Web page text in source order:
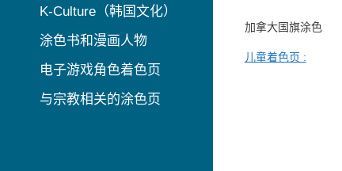
加拿大国旗涂色
儿童着色页 :
K-Culture（韩国文化）
涂色书和漫画人物
电子游戏角色着色页
与宗教相关的涂色页